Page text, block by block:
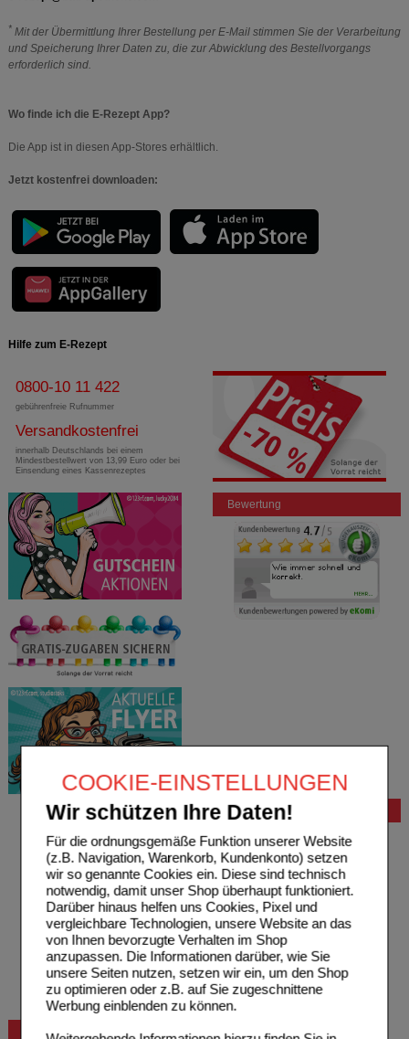
COOKIE-EINSTELLUNGEN
Wir schützen Ihre Daten!
Für die ordnungsgemäße Funktion unserer Website
(z.B. Navigation, Warenkorb, Kundenkonto) setzen
wir so genannte Cookies ein. Diese sind technisch
notwendig, damit unser Shop überhaupt funktioniert.
Darüber hinaus helfen uns Cookies, Pixel und
vergleichbare Technologien, unsere Website an das
von Ihnen bevorzugte Verhalten im Shop
anzupassen. Die Informationen darüber, wie Sie
unsere Seiten nutzen, setzen wir ein, um den Shop
zu optimieren oder z.B. auf Sie zugeschnittene
Werbung einblenden zu können.
*Mit der Übermittlung Ihrer Bestellung per E-Mail stimmen Sie der Verarbeitung
und Speicherung Ihrer Daten zu, die zur Abwicklung des Bestellvorgangs
erforderlich sind.
Wo finde ich die E-Rezept App?
Die App ist in diesen App-Stores erhältlich.
Jetzt kostenfrei downloaden:
Hilfe zum E-Rezept
0800-10 11 422
gebührenfreie Rufnummer
Versandkostenfrei
innerhalb Deutschlands bei einem
Mindestbestellwert von 13,99 Euro oder bei
Einsendung eines Kassenrezeptes
Bewertung
Bestellung
Hilfe zur Anmeldung
Hilfe zum Bestellvorgang
Zahlungsmöglichkeiten
Rezepte einlösen
Freiumschläge anfordern
Freiumschläge downloaden
Auslandsbestellung
Reklamation
Widerrufsformular
Problembehebung
Bestellschein
Beratung und Service